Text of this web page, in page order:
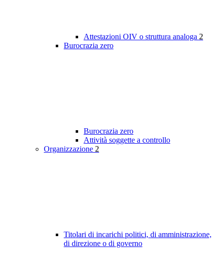
Attestazioni OIV o struttura analoga 2
Burocrazia zero
Burocrazia zero
Attività soggette a controllo
Organizzazione 2
Titolari di incarichi politici, di amministrazione,
di direzione o di governo